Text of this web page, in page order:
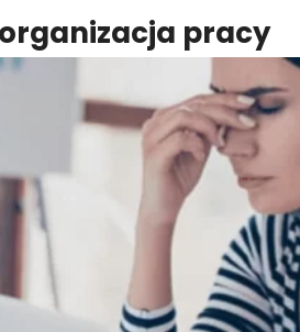
organizacja pracy